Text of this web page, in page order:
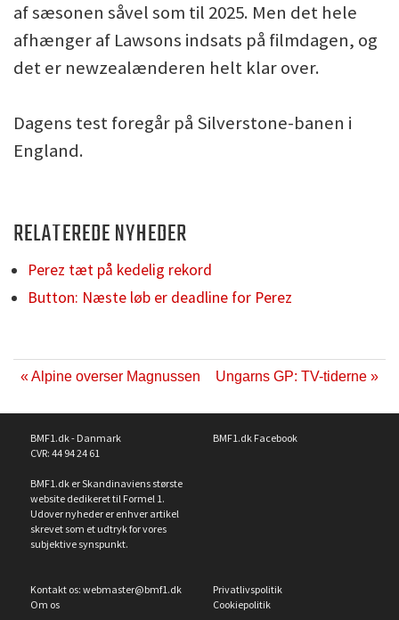
af sæsonen såvel som til 2025. Men det hele
afhænger af Lawsons indsats på filmdagen, og
det er newzealænderen helt klar over.
Dagens test foregår på Silverstone-banen i
England.
RELATEREDE NYHEDER
Perez tæt på kedelig rekord
Button: Næste løb er deadline for Perez
« Alpine overser Magnussen Ungarns GP: TV-tiderne »
BMF1.dk - Danmark
CVR: 44 94 24 61
BMF1.dk er Skandinaviens største
website dedikeret til Formel 1.
Udover nyheder er enhver artikel
skrevet som et udtryk for vores
subjektive synspunkt.
BMF1.dk Facebook
Kontakt os: webmaster@bmf1.dk
Om os
Privatlivspolitik
Cookiepolitik